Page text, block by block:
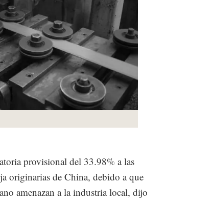
provisional del 33.98% a las
originarias de China, debido a que
amenazan a la industria local, dijo